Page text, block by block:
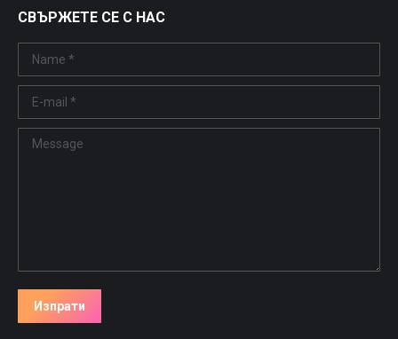
СВЪРЖЕТЕ СЕ С НАС
Name *
E-mail *
Message
Изпрати